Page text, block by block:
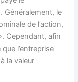
Généralement, le
de l’action,
Cependant, afin
l’entreprise
la valeur